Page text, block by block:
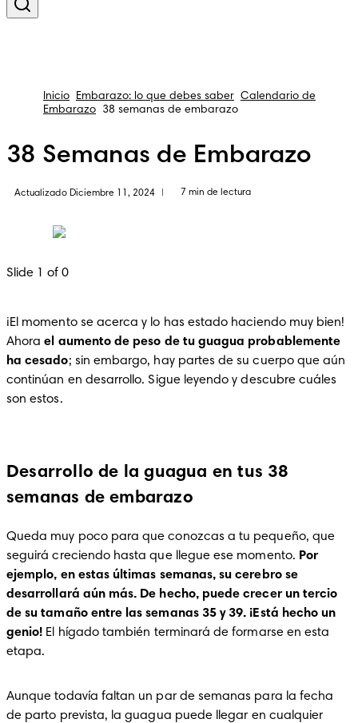
Inicio Embarazo: lo que debes saber Calendario de
Embarazo
38 semanas de embarazo
38 Semanas de Embarazo
Actualizado Diciembre 11, 2024 7 min de lectura
Slide 1 of 0
¡El momento se acerca y lo has estado haciendo muy bien!
Ahora el aumento de peso de tu guagua probablemente
ha cesado; sin embargo, hay partes de su cuerpo que aún
continúan en desarrollo. Sigue leyendo y descubre cuáles
son estos.
Desarrollo de la guagua en tus 38
semanas de embarazo
Queda muy poco para que conozcas a tu pequeño, que
seguirá creciendo hasta que llegue ese momento. Por
ejemplo, en estas últimas semanas, su cerebro se
desarrollará aún más. De hecho, puede crecer un tercio
de su tamaño entre las semanas 35 y 39. ¡Está hecho un
genio! El hígado también terminará de formarse en esta
etapa.
Aunque todavía faltan un par de semanas para la fecha
de parto prevista, la guagua puede llegar en cualquier